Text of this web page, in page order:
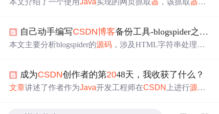
本文介绍了一个使用Java实现的网页抓取器 ，该抓取器能
自己动手编写CSDN博客备份工具-blogspider之 源码
本文主要分析blogspider的源码 ，涉及HTML字符串处理、
成为CSDN创作者的第2048天，我收获了什么？
文章讲述了作者作为Java开发工程师在CSDN上进行源码